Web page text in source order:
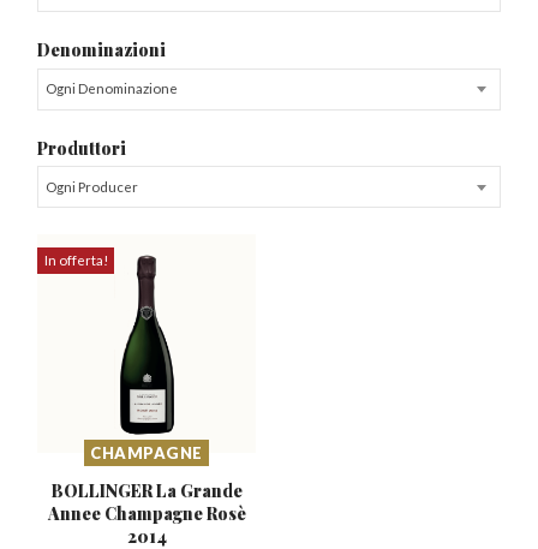
Denominazioni
Ogni Denominazione
Produttori
Ogni Producer
In offerta!
CHAMPAGNE
BOLLINGER La Grande
Annee Champagne Rosè
2014